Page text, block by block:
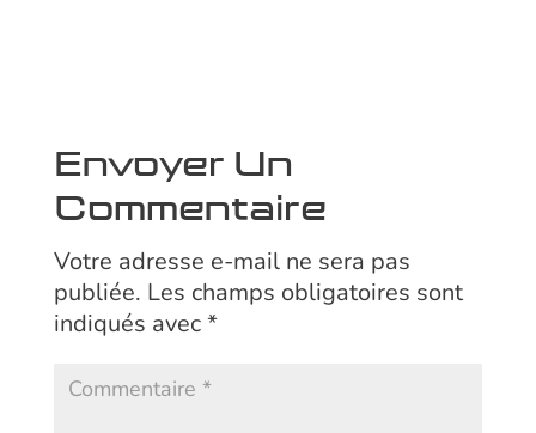
Envoyer Un
Commentaire
Votre adresse e-mail ne sera pas
publiée. Les champs obligatoires sont
indiqués avec*